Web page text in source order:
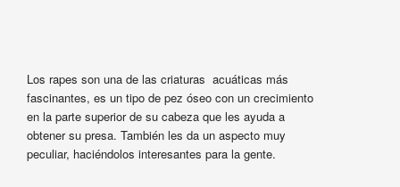
Los rapes son una de las criaturas acuáticas más
fascinantes, es un tipo de pez óseo con un crecimiento
en la parte superior de su cabeza que les ayuda a
obtener su presa. También les da un aspecto muy
peculiar, haciéndolos interesantes para la gente.